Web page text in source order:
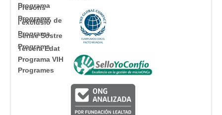
Programa
Presons
Programa
Prevenció de
l’exclusió
Programa
Sense Sostre
Programa
Tercera Edat
Programa VIH
Programes